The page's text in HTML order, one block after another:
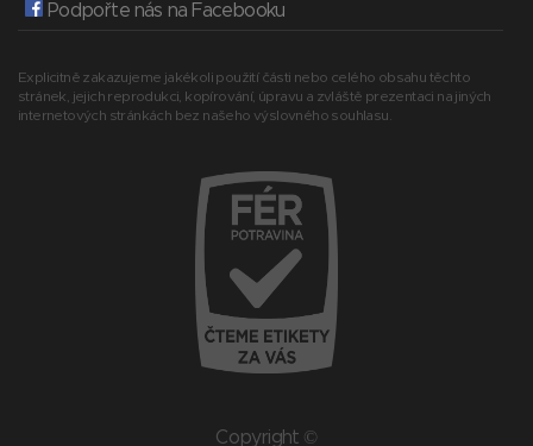
Podpořte nás na Facebooku
Explicitně zakazujeme jakékoli použití části nebo celého obsahu těchto
stránek, jejich reprodukci, kopírování, úpravu a zvláště prezentaci na jiných
internetových stránkách bez našeho výslovného souhlasu.
Copyright ©